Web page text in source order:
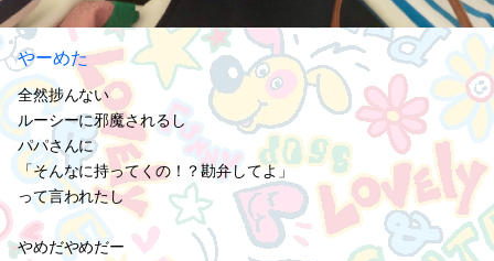
やーめた
全然捗んない
ルーシーに邪魔されるし
パパさんに
「そんなに持ってくの！？勘弁してよ」
って言われたし
やめだやめだー